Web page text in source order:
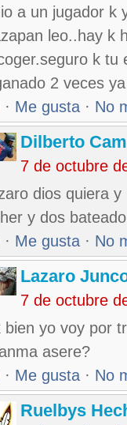
a un jugador k
leo..hay k
k tu
2 veces
· Me gusta · No
Dilberto
7 de octubre
dios quiera
y dos
· Me gusta · No
Lazaro
7 de octubre
bien yo voy por
asere?
· Me gusta · No
Ruelbys